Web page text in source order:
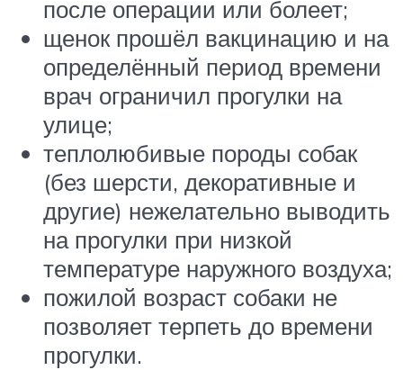
после операции или болеет;
щенок прошёл вакцинацию и на
определённый период времени
врач ограничил прогулки на
улице;
теплолюбивые породы собак
(без шерсти, декоративные и
другие) нежелательно выводить
на прогулки при низкой
температуре наружного воздуха;
пожилой возраст собаки не
позволяет терпеть до времени
прогулки.